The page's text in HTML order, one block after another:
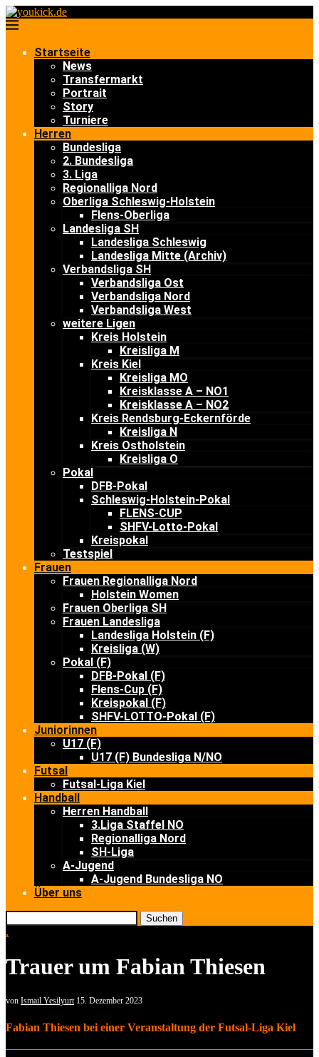
Startseite
News
Transfermarkt
Portrait
Story
Turniere
Herren
Bundesliga
2. Bundesliga
3. Liga
Regionalliga Nord
Oberliga Schleswig-Holstein
Flens-Oberliga
Landesliga SH
Landesliga Schleswig
Landesliga Mitte (Archiv)
Verbandsliga SH
Verbandsliga Ost
Verbandsliga Nord
Verbandsliga West
weitere Ligen
Kreis Holstein
Kreisliga M
Kreis Kiel
Kreisliga MO
Kreisklasse A – NO1
Kreisklasse A – NO2
Kreis Rendsburg-Eckernförde
Kreisliga N
Kreis Ostholstein
Kreisliga O
Pokal
DFB-Pokal
Schleswig-Holstein-Pokal
FLENS-CUP
SHFV-Lotto-Pokal
Kreispokal
Testspiel
Frauen
Frauen Regionalliga Nord
Holstein Women
Frauen Oberliga SH
Frauen Landesliga
Landesliga Holstein (F)
Kreisliga (W)
Pokal (F)
DFB-Pokal (F)
Flens-Cup (F)
Kreispokal (F)
SHFV-LOTTO-Pokal (F)
Juniorinnen
U17 (F)
U17 (F) Bundesliga N/NO
Futsal
Futsal-Liga Kiel
Handball
Herren Handball
3.Liga Staffel NO
Regionalliga Nord
SH-Liga
A-Jugend
A-Jugend Bundesliga NO
Über uns
Suchen
.
Trauer um Fabian Thiesen
von Ismail Yesilyurt 15. Dezember 2023
Fabian Thiesen bei einer Veranstaltung der Futsal-Liga Kiel